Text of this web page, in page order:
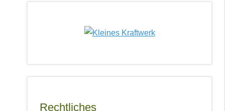
Rechtliches